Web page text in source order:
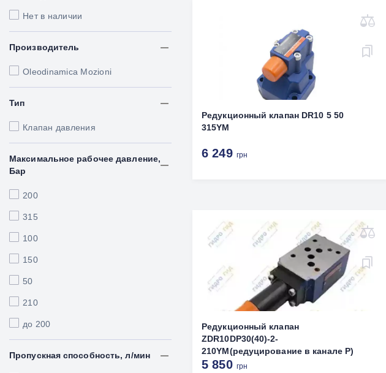
Нет в наличии
Производитель
Oleodinamica Mozioni
Тип
Клапан давления
Максимальное рабочее давление,
Бар
200
315
100
150
50
210
до 200
Пропускная способность, л/мин
Редукционный клапан DR10 5 50
315YM
6 249 грн
Редукционный клапан
ZDR10DР30(40)-2-
210YМ(редуцирование в канале Р)
5 850 грн